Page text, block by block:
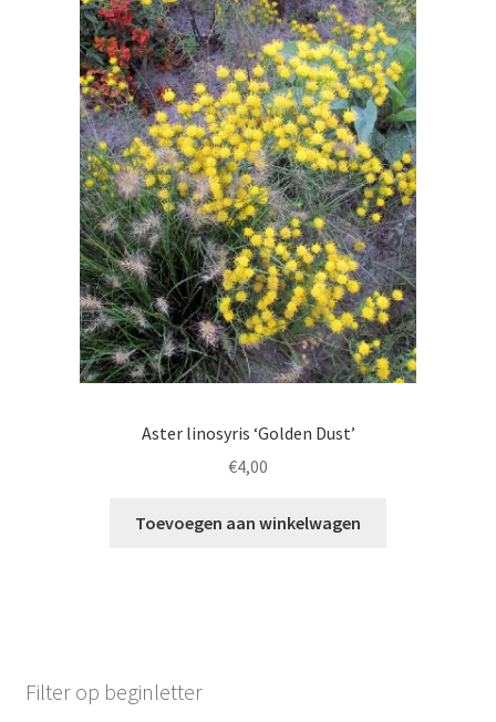
Aster linosyris ‘Golden Dust’
€4,00
Toevoegen aan winkelwagen
Filter op beginletter